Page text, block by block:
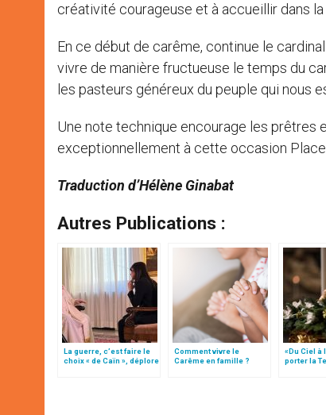
créativité courageuse et à accueillir dans la
En ce début de carême, continue le
vivre de manière fructueuse le temps du
les pasteurs généreux du peuple qui nous
Une note technique encourage les prêtres
exceptionnellement à cette occasion Place
Traduction d’Hélène Ginabat
Autres Publications :
La guerre, c’est faire le
choix « de Caïn », déplore
Comment vivre le
Carême en famille ?
«Du Ciel à
porter la